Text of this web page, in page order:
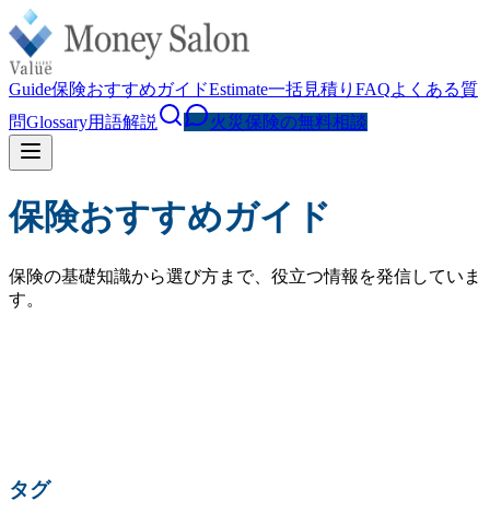
Guide保険おすすめガイドEstimate一括見積り FAQよくある質
問Glossary用語解説 火災保険の無料相談
保険おすすめガイド
保険の基礎知識から選び方まで、役立つ情報を発信していま
す。
タグ